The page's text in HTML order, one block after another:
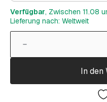
Verfügbar, Zwischen 11.08
Lieferung nach: Weltweit
In den